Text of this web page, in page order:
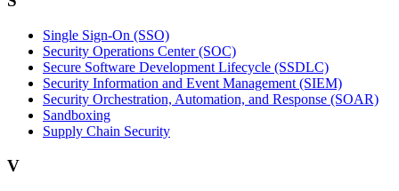
Single Sign-On (SSO)
Security Operations Center (SOC)
Secure Software Development Lifecycle (SSDLC)
Security Information and Event Management (SIEM)
Security Orchestration, Automation, and Response (SOAR)
Sandboxing
Supply Chain Security
V